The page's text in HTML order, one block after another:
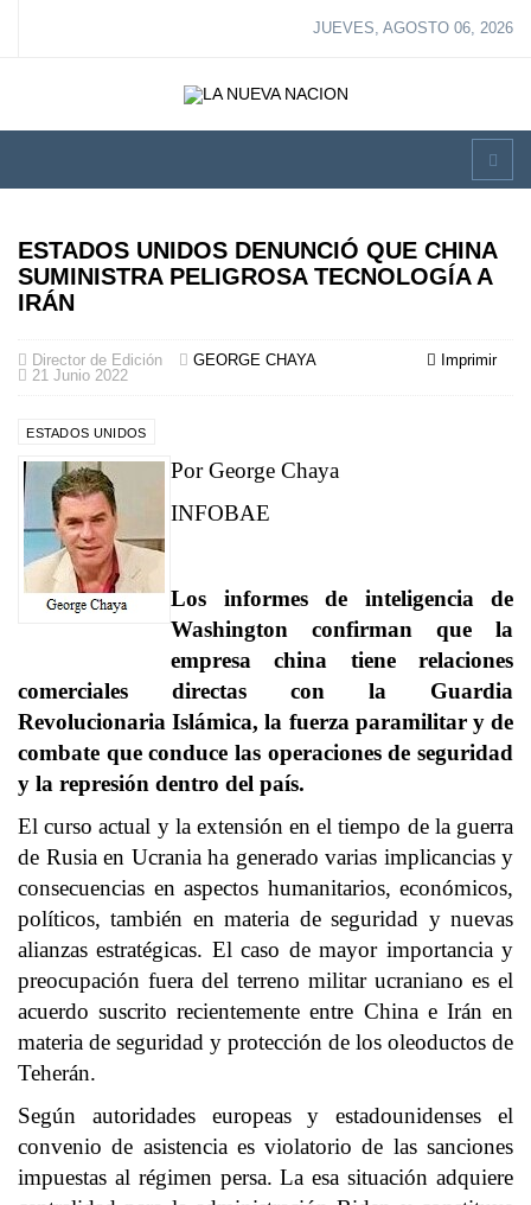
JUEVES, AGOSTO 06, 2026
ESTADOS UNIDOS DENUNCIÓ QUE CHINA
SUMINISTRA PELIGROSA TECNOLOGÍA A
IRÁN
Imprimir
Director de Edición
GEORGE CHAYA
21 Junio 2022
ESTADOS UNIDOS
Por George Chaya
INFOBAE
Los informes de inteligencia de
Washington confirman que la
empresa china tiene relaciones
comerciales directas con la Guardia
Revolucionaria Islámica, la fuerza paramilitar y de
combate que conduce las operaciones de seguridad
y la represión dentro del país.
El curso actual y la extensión en el tiempo de la guerra
de Rusia en Ucrania ha generado varias implicancias y
consecuencias en aspectos humanitarios, económicos,
políticos, también en materia de seguridad y nuevas
alianzas estratégicas. El caso de mayor importancia y
preocupación fuera del terreno militar ucraniano es el
acuerdo suscrito recientemente entre China e Irán en
materia de seguridad y protección de los oleoductos de
Teherán.
Según autoridades europeas y estadounidenses el
convenio de asistencia es violatorio de las sanciones
impuestas al régimen persa. La esa situación adquiere